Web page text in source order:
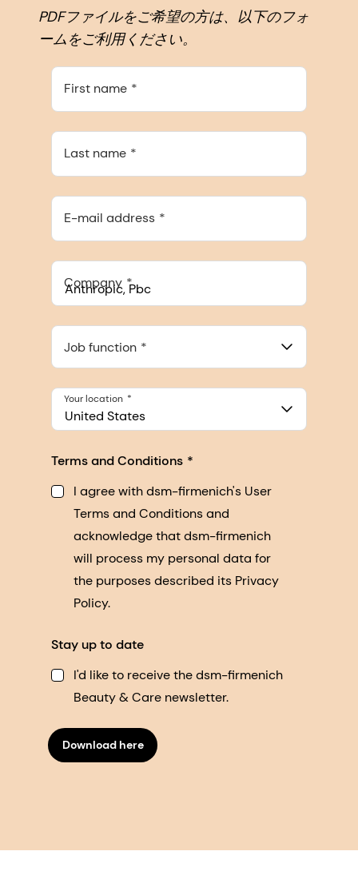
PDFファイルをご希望の方は、以下のフォ
ームをご利用ください。
First name
Last name
E-mail address
Company
548 Market St Pmb 90375, San Francisco, California, US
Job function
United States
Your location
Terms and Conditions
I agree with dsm-firmenich's User
Terms and Conditions and
acknowledge that dsm-firmenich
will process my personal data for
the purposes described its Privacy
Policy.
Stay up to date
I'd like to receive the dsm-firmenich
Beauty & Care newsletter.
Download here